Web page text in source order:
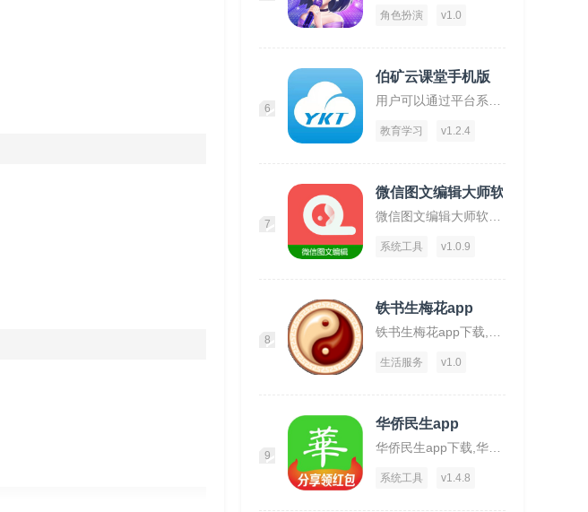
角色扮演 v1.0
6
伯矿云课堂手机版
教育学习 v1.2.4
7
微信图文编辑大师软件
系统工具 v1.0.9
8
铁书生梅花app
生活服务 v1.0
9
华侨民生app
系统工具 v1.4.8